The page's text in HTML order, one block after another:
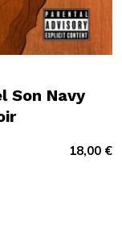
Son Navy
18,00 €